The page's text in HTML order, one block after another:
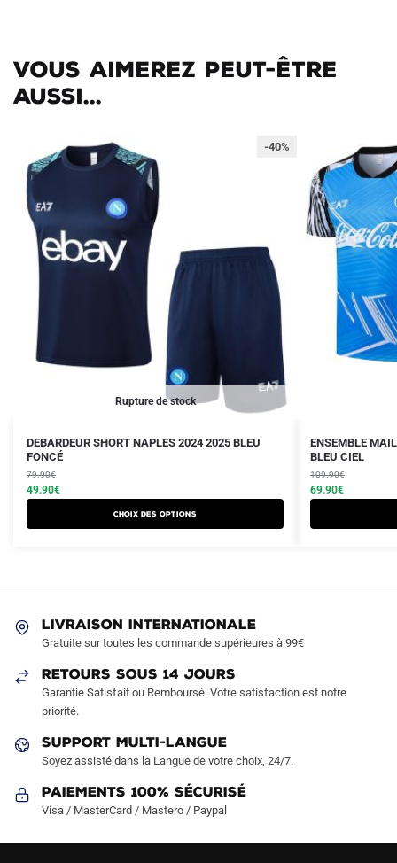
Vous aimerez peut-être
aussi...
Rupture de stock
-40%
DEBARDEUR SHORT NAPLES 2024 2025 BLEU
FONCÉ
79.90€
Le
prix
initial
était :
49.90€
Le
prix
actuel
est :
Choix des options
Ce
produit
a
plusieurs
variations.
choisies
la
page
produit
ENSEMBLE
BLEU CIEL
109.90€
Le
prix
initial
était :
69.90€
Le
prix
actuel
est :
Ce
produit
a
plusieurs
variations.
page
LIVRAISON INTERNATIONALE
Gratuite sur toutes les commande supérieures à 99€
RETOURS SOUS 14 JOURS
Garantie Satisfait ou Remboursé. Votre satisfaction est notre
priorité.
SUPPORT MULTI-LANGUE
Soyez assisté dans la Langue de votre choix, 24/7.
Paiements 100% Sécurisé
Visa / MasterCard / Mastero / Paypal